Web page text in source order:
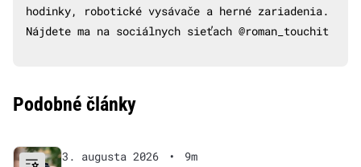
hodinky, robotické vysávače a herné zariadenia.
Nájdete ma na sociálnych sieťach @roman_touchit
Podobné články
3. augusta 2026 •
9m